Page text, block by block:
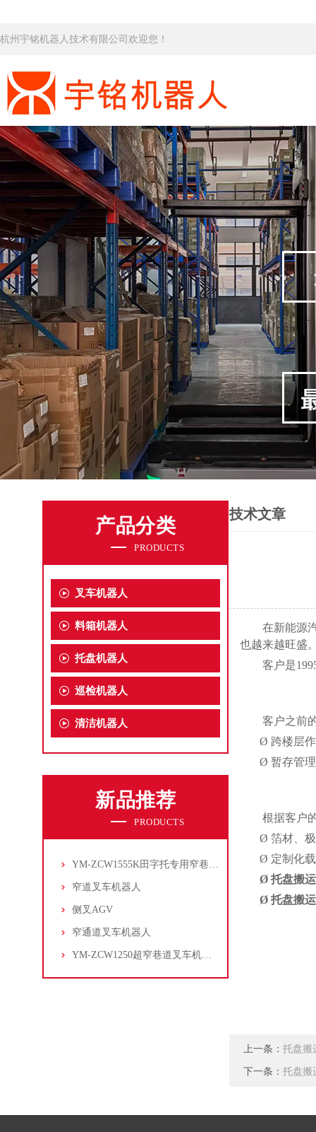
杭州宇铭机器人技术有限公司欢迎您！
产品分类
PRODUCTS
叉车机器人
料箱机器人
托盘机器人
巡检机器人
清洁机器人
新品推荐
PRODUCTS
YM-ZCW1555K田字托专用窄巷道叉车机器人
窄道叉车机器人
侧叉AGV
窄通道叉车机器人
YM-ZCW1250超窄巷道叉车机器人
技术文章
在新能源
也越来越旺盛
客户是
客户之前
Ø 跨楼层
Ø 暂存管
根据客户
Ø 箔材、
Ø 定制化
Ø 托盘搬
Ø 托盘搬
上一条： 托盘搬
下一条： 托盘搬